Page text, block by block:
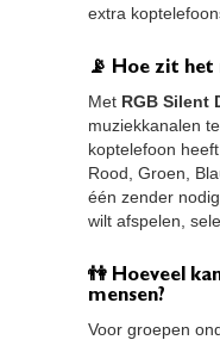
extra
📡 Hoe zit het
Met RGB Silent
muziekkanalen
koptelefoon
Rood, Groen,
één zender
wilt afspelen,
👫 Hoeveel
mensen?
Voor groepen